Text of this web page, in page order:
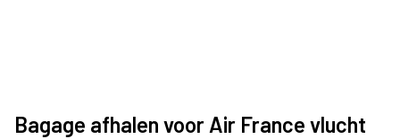
Bagage afhalen voor Air France vlucht